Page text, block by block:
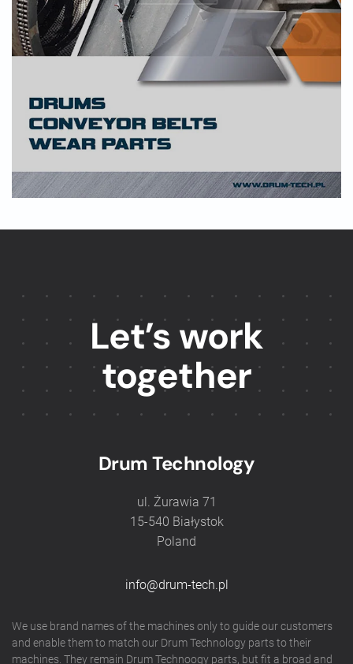
Let’s work
together
Drum Technology
ul. Żurawia 71
15-540 Białystok
Poland
info@drum-tech.pl
We use brand names of the machines only to guide our customers
and enable them to match our Drum Technology parts to their
machines. They remain Drum Technoogy parts, but fit a broad and